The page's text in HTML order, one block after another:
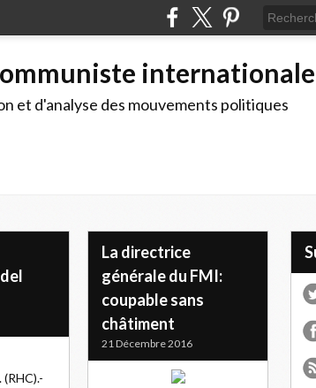
internationale
et d'analyse des mouvements politiques
La directrice
générale du FMI:
coupable sans
châtiment
21 Décembre 2016